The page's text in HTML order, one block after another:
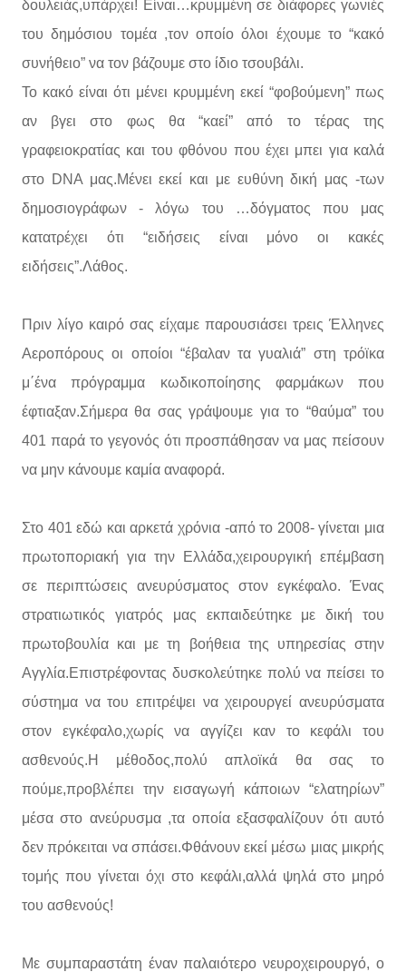
δουλειάς,υπάρχει! Είναι…κρυμμένη σε διάφορες γωνιές
του δημόσιου τομέα ,τον οποίο όλοι έχουμε το “κακό
συνήθειο” να τον βάζουμε στο ίδιο τσουβάλι.
Το κακό είναι ότι μένει κρυμμένη εκεί “φοβούμενη” πως
αν βγει στο φως θα “καεί” από το τέρας της
γραφειοκρατίας και του φθόνου που έχει μπει για καλά
στο DNA μας.Μένει εκεί και με ευθύνη δική μας -των
δημοσιογράφων - λόγω του …δόγματος που μας
κατατρέχει ότι “ειδήσεις είναι μόνο οι κακές
ειδήσεις”.Λάθος.
Πριν λίγο καιρό σας είχαμε παρουσιάσει τρεις Έλληνες
Αεροπόρους οι οποίοι “έβαλαν τα γυαλιά” στη τρόϊκα
μ΄ένα πρόγραμμα κωδικοποίησης φαρμάκων που
έφτιαξαν.Σήμερα θα σας γράψουμε για το “θαύμα” του
401 παρά το γεγονός ότι προσπάθησαν να μας πείσουν
να μην κάνουμε καμία αναφορά.
Στο 401 εδώ και αρκετά χρόνια -από το 2008- γίνεται μια
πρωτοποριακή για την Ελλάδα,χειρουργική επέμβαση
σε περιπτώσεις ανευρύσματος στον εγκέφαλο. Ένας
στρατιωτικός γιατρός μας εκπαιδεύτηκε με δική του
πρωτοβουλία και με τη βοήθεια της υπηρεσίας στην
Αγγλία.Επιστρέφοντας δυσκολεύτηκε πολύ να πείσει το
σύστημα να του επιτρέψει να χειρουργεί ανευρύσματα
στον εγκέφαλο,χωρίς να αγγίζει καν το κεφάλι του
ασθενούς.Η μέθοδος,πολύ απλοϊκά θα σας το
πούμε,προβλέπει την εισαγωγή κάποιων “ελατηρίων”
μέσα στο ανεύρυσμα ,τα οποία εξασφαλίζουν ότι αυτό
δεν πρόκειται να σπάσει.Φθάνουν εκεί μέσω μιας μικρής
τομής που γίνεται όχι στο κεφάλι,αλλά ψηλά στο μηρό
του ασθενούς!
Με συμπαραστάτη έναν παλαιότερο νευροχειρουργό, ο